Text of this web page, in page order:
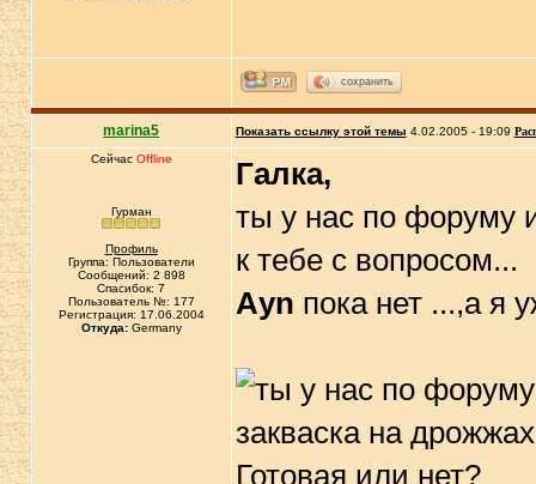
сохранить
marina5 Показать ссылку этой темы 4.02.2005 - 19:09
Сейчас Offline
Гурман
Профиль
Группа: Пользователи
Сообщений: 2 898
Спасибок: 7
Пользователь №: 177
Регистрация: 17.06.2004
Откуда:Germany
Галка,
ты у нас по форуму
к тебе с вопросом...
Аyn пока нет ...,а я
закваска на
Готовая или нет?